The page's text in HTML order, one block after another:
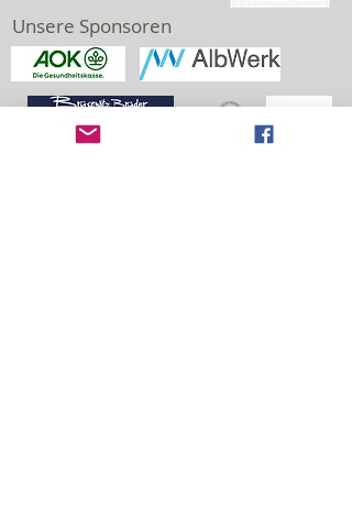
Unsere Sponsoren